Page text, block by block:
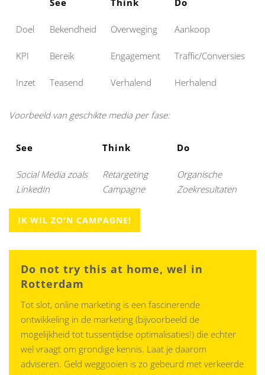
See Think Do
Doel Bekendheid Overweging Aankoop
KPI Bereik Engagement Traffic/Conversies
Inzet Teasend Verhalend Herhalend
Voorbeeld van geschikte media per fase:
See Think Do
Social Media zoals
LinkedIn
Retargeting
Campagne
Organische
Zoekresultaten
IK WIL ZO'N CAMPAGNE!
Do not try this at home, wel in
Rotterdam
Tot slot, online marketing is een fascinerende
ontwikkeling in de marketing (bijvoorbeeld de
mogelijkheid tot tussentijdse optimalisaties!) die echter
wel vraagt om grondige kennis. Laat je daarom
adviseren. Geld weggooien is zo gebeurd met verkeerde